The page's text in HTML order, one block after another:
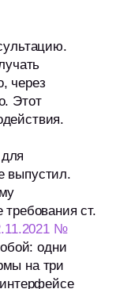
через
Этот
выпустил.
ст.
№
одни
на три